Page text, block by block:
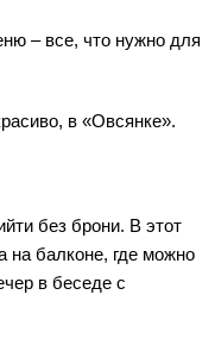
– все, что нужно для
в «Овсянке».
без брони. В этот
на балконе, где можно
в беседе с